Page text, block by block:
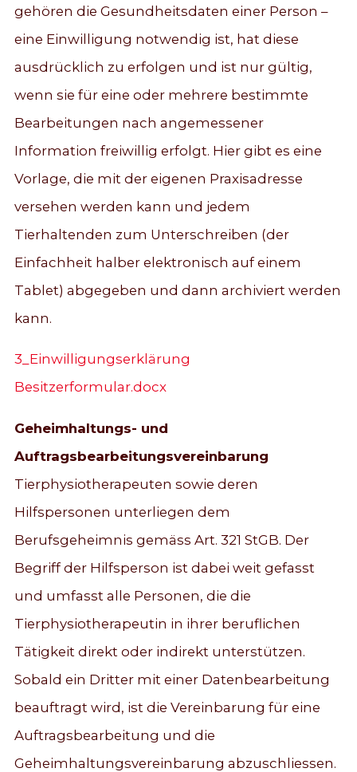
gehören die Gesundheitsdaten einer Person –
eine Einwilligung notwendig ist, hat diese
ausdrücklich zu erfolgen und ist nur gültig,
wenn sie für eine oder mehrere bestimmte
Bearbeitungen nach angemessener
Information freiwillig erfolgt. Hier gibt es eine
Vorlage, die mit der eigenen Praxisadresse
versehen werden kann und jedem
Tierhaltenden zum Unterschreiben (der
Einfachheit halber elektronisch auf einem
Tablet) abgegeben und dann archiviert werden
kann.
3_Einwilligungserklärung
Besitzerformular.docx
Geheimhaltungs- und
Auftragsbearbeitungsvereinbarung
Tierphysiotherapeuten sowie deren
Hilfspersonen unterliegen dem
Berufsgeheimnis gemäss Art. 321 StGB. Der
Begriff der Hilfsperson ist dabei weit gefasst
und umfasst alle Personen, die die
Tierphysiotherapeutin in ihrer beruflichen
Tätigkeit direkt oder indirekt unterstützen.
Sobald ein Dritter mit einer Datenbearbeitung
beauftragt wird, ist die Vereinbarung für eine
Auftragsbearbeitung und die
Geheimhaltungsvereinbarung abzuschliessen.